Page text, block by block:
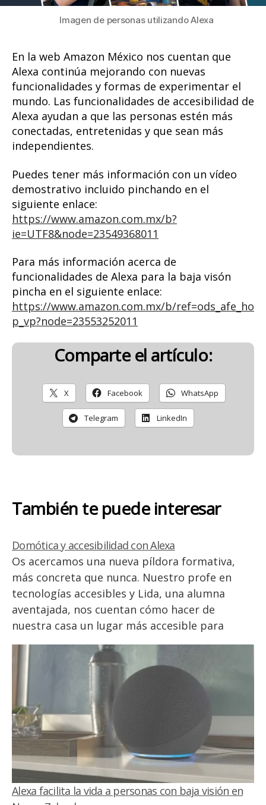
Imagen de personas utilizando Alexa
En la web Amazon México nos cuentan que
Alexa continúa mejorando con nuevas
funcionalidades y formas de experimentar el
mundo. Las funcionalidades de accesibilidad de
Alexa ayudan a que las personas estén más
conectadas, entretenidas y que sean más
independientes.
Puedes tener más información con un vídeo
demostrativo incluido pinchando en el
siguiente enlace:
https://www.amazon.com.mx/b?
ie=UTF8&node=23549368011
Para más información acerca de
funcionalidades de Alexa para la baja visón
pincha en el siguiente enlace:
https://www.amazon.com.mx/b/ref=ods_afe_ho
p_vp?node=23553252011
Comparte el artículo:
X Facebook WhatsApp
Telegram LinkedIn
También te puede interesar
Domótica y accesibilidad con Alexa
Os acercamos una nueva píldora formativa,
más concreta que nunca. Nuestro profe en
tecnologías accesibles y Lida, una alumna
aventajada, nos cuentan cómo hacer de
nuestra casa un lugar más accesible para
personas con discapacidad visual.
Alexa facilita la vida a personas con baja visión en